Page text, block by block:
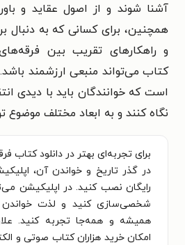
آشنا شوند و از اصول عقاید و
همچنین، برای کسانی که به دنبال
و راهکارهای تقریب بین
کتاب می‌تواند منبعی ارزشمند باشد.
است که خوانندگان باید با دیدی
نگاه کنند و به ابعاد مختلف موضوع
برای تجربه‌ای بهتر در دانلود کتاب
در گذر تاریخ و خواندن آن،
رایگان نصب کنید. در اپلیکیشن
شخصی‌سازی کنید و لذت خواندن
همیشه و همه‌جا تجربه کنید.
امکان خرید هزاران کتاب صوتی و